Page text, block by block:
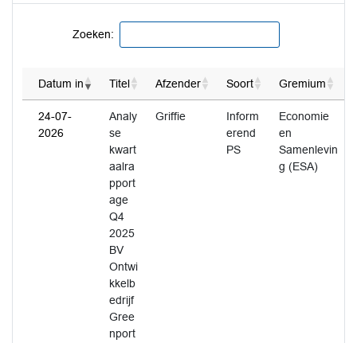
Zoeken:
Datum in Titel Afzender Soort Gremium
24-07-
2026
Analy
se
kwart
aalra
pport
age
Q4
2025
BV
Ontwi
kkelb
edrijf
Gree
nport
Griffie
Inform
erend
PS
Economie
en
Samenlevin
g (ESA)